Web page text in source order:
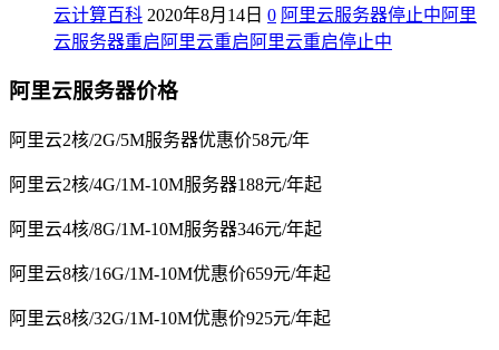
云计算百科 2020年8月14日 0 阿里云服务器停止中 阿里
云服务器重启 阿里云重启 阿里云重启停止中
阿里云服务器价格
阿里云2核/2G/5M服务器优惠价58元/年
阿里云2核/4G/1M-10M服务器188元/年起
阿里云4核/8G/1M-10M服务器346元/年起
阿里云8核/16G/1M-10M优惠价659元/年起
阿里云8核/32G/1M-10M优惠价925元/年起